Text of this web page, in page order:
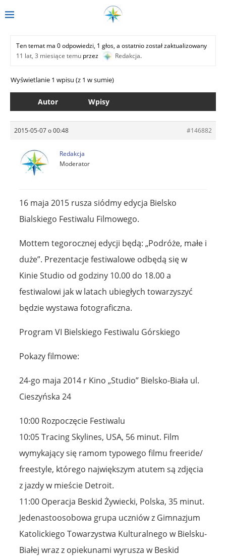
Ten temat ma 0 odpowiedzi, 1 głos, a ostatnio został zaktualizowany
11 lat, 3 miesiące temu przez Redakcja.
Wyświetlanie 1 wpisu (z 1 w sumie)
Autor Wpisy
2015-05-07 o 00:48 #146882
Redakcja
Moderator
16 maja 2015 rusza siódmy edycja Bielsko
Bialskiego Festiwalu Filmowego.
Mottem tegorocznej edycji będą: „Podróże, małe i
duże”. Prezentacje festiwalowe odbędą się w
Kinie Studio od godziny 10.00 do 18.00 a
festiwalowi jak w latach ubiegłych towarzyszyć
będzie wystawa fotograficzna.
Program VI Bielskiego Festiwalu Górskiego
Pokazy filmowe:
24-go maja 2014 r Kino „Studio” Bielsko-Biała ul.
Cieszyńska 24
10:00 Rozpoczęcie Festiwalu
10:05 Tracing Skylines, USA, 56 minut. Film
wymykający się ramom typowego filmu freeride/
freestyle, którego największym atutem są zdjęcia
z jazdy w mieście Detroit.
11:00 Operacja Beskid Żywiecki, Polska, 35 minut.
Jedenastoosobowa grupa uczniów z Gimnazjum
Katolickiego Towarzystwa Kulturalnego w Bielsku-
Białej wraz z opiekunami wyrusza w Beskid